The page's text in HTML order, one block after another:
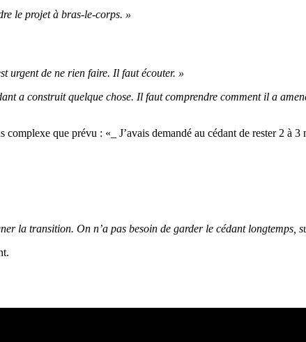
le projet à bras-le-corps. »
urgent de ne rien faire. Il faut écouter. »
a construit quelque chose. Il faut comprendre comment il a
complexe que prévu : «_ J’avais demandé au cédant de rester 2 à
la transition. On n’a pas besoin de garder le cédant longtemps,